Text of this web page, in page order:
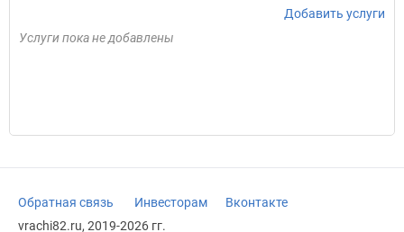
Добавить услуги
Услуги пока не добавлены
Обратная связь Инвесторам
Вконтакте
vrachi82.ru, 2019-2026 гг.